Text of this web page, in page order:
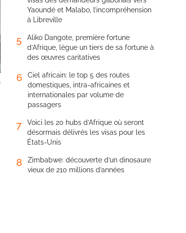
Yaoundé et Malabo, l’incompréhension
à Libreville
5
Aliko Dangote, première fortune
d’Afrique, lègue un tiers de sa fortune à
des œuvres caritatives
6
Ciel africain: le top 5 des routes
domestiques, intra-africaines et
internationales par volume de
passagers
7
Voici les 20 hubs d’Afrique où seront
désormais délivrés les visas pour les
États-Unis
8
Zimbabwe: découverte d’un dinosaure
vieux de 210 millions d’années